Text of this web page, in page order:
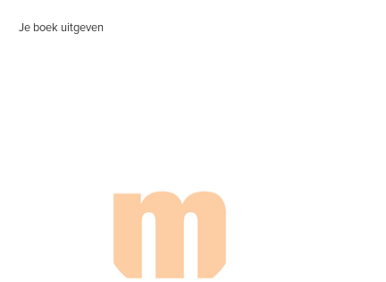
Je boek uitgeven